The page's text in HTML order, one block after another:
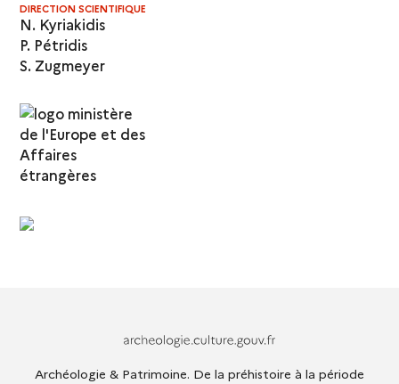
DIRECTION SCIENTIFIQUE
N. Kyriakidis
P. Pétridis
S. Zugmeyer
Archéologie & Patrimoine. De la préhistoire à la période